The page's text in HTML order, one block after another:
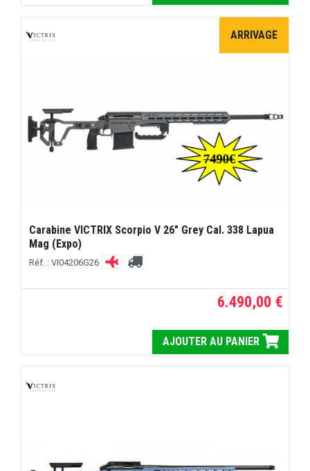
ARRIVAGE
Carabine VICTRIX Scorpio V 26" Grey Cal. 338 Lapua
Mag (Expo)
Réf. : VI04206G26
6.490,00 €
AJOUTER AU PANIER